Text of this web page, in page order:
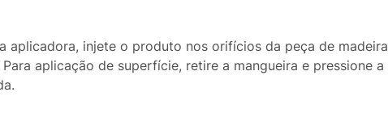
aplicadora, injete o produto nos orifícios da peça de
aplicação de superfície, retire a mangueira e pressione